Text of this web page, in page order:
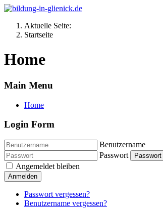
Aktuelle Seite:
Startseite
Home
Main Menu
Home
Login Form
Benutzername
Passwort
Angemeldet bleiben
Anmelden
Passwort vergessen?
Benutzername vergessen?